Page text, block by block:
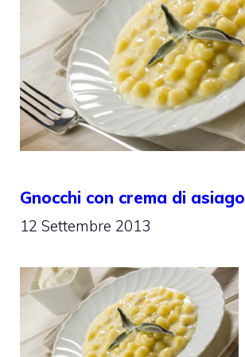
Gnocchi con crema di asiago
12 Settembre 2013